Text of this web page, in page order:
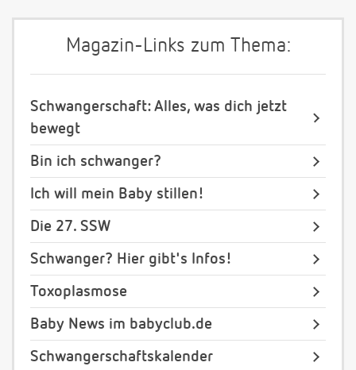
Magazin-Links zum Thema:
Schwangerschaft: Alles, was dich jetzt
bewegt
Bin ich schwanger?
Ich will mein Baby stillen!
Die 27. SSW
Schwanger? Hier gibt's Infos!
Toxoplasmose
Baby News im babyclub.de
Schwangerschaftskalender